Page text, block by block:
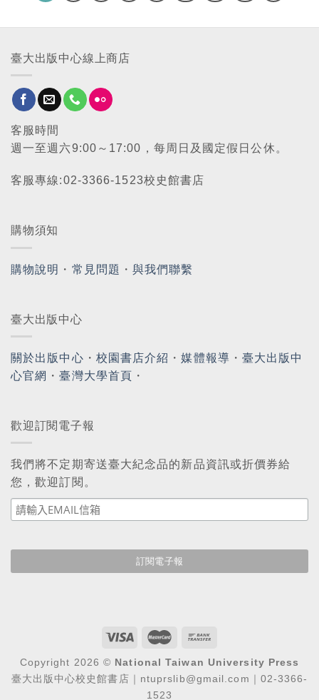
臺大出版中心線上商店
客服時間
週一至週六9:00～17:00，每周日及國定假日公休。
客服專線:02-3366-1523校史館書店
購物須知
購物說明 ・ 常見問題 ・與我們聯繫
臺大出版中心
關於出版中心 ・ 校園書店介紹 ・媒體報導 ・ 臺大出版中
心官網 ・臺灣大學首頁 ・
歡迎訂閱電子報
我們將不定期寄送臺大紀念品的新品資訊或折價券給
您，歡迎訂閱。
Copyright 2026 © National Taiwan University Press
臺大出版中心校史館書店｜ntuprslib@gmail.com｜02-3366-
1523